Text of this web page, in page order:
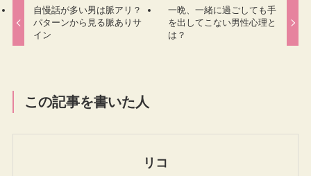
自慢話が多い男は脈アリ？
パターンから見る脈ありサ
イン
一晩、一緒に過ごしても手
を出してこない男性心理と
は？
この記事を書いた人
リコ